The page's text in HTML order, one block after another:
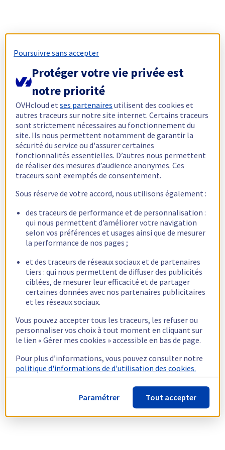
Poursuivre sans accepter
Protéger votre vie privée est
notre priorité
OVHcloud etses partenaires utilisent des cookies et
autres traceurs sur notre site internet. Certains traceurs
sont strictement nécessaires au fonctionnement du
site. Ils nous permettent notamment de garantir la
sécurité du service ou d'assurer certaines
fonctionnalités essentielles. D’autres nous permettent
de réaliser des mesures d’audience anonymes. Ces
traceurs sont exemptés de consentement.
Sous réserve de votre accord, nous utilisons également :
des traceurs de performance et de personnalisation :
qui nous permettent d’améliorer votre navigation
selon vos préférences et usages ainsi que de mesurer
la performance de nos pages ;
et des traceurs de réseaux sociaux et de partenaires
tiers : qui nous permettent de diffuser des publicités
ciblées, de mesurer leur efficacité et de partager
certaines données avec nos partenaires publicitaires
et les réseaux sociaux.
Vous pouvez accepter tous les traceurs, les refuser ou
personnaliser vos choix à tout moment en cliquant sur
le lien « Gérer mes cookies » accessible en bas de page.
Pour plus d’informations, vous pouvez consulter notre
politique d'informations de d'utilisation des cookies.
Paramétrer Tout accepter